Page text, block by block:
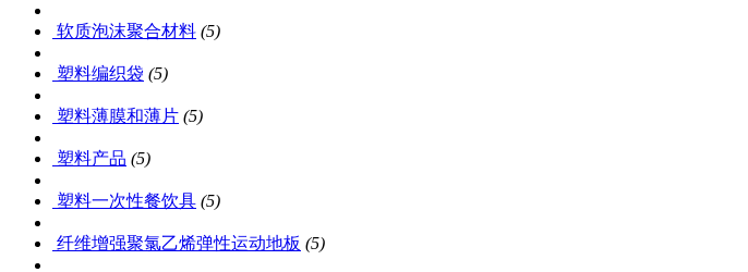
软质泡沫聚合材料 (5)
塑料编织袋 (5)
塑料薄膜和薄片 (5)
塑料产品 (5)
塑料一次性餐饮具 (5)
纤维增强聚氯乙烯弹性运动地板 (5)